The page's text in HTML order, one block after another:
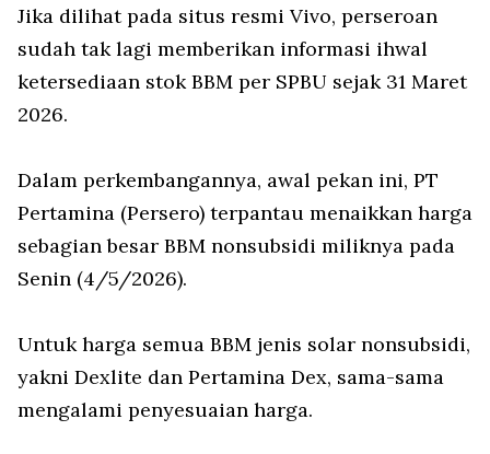
Jika dilihat pada situs resmi Vivo, perseroan
sudah tak lagi memberikan informasi ihwal
ketersediaan stok BBM per SPBU sejak 31 Maret
2026.
Dalam perkembangannya, awal pekan ini, PT
Pertamina (Persero) terpantau menaikkan harga
sebagian besar BBM nonsubsidi miliknya pada
Senin (4/5/2026).
Untuk harga semua BBM jenis solar nonsubsidi,
yakni Dexlite dan Pertamina Dex, sama-sama
mengalami penyesuaian harga.